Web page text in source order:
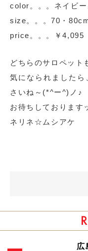
color。。。ネイビー
size。。。70・
price。。。￥4,095
どちらのサロペッ
気になられました
さいね～(*^ー^)ノ♪
お待ちしております
ネリネ☆ムシアケ
広